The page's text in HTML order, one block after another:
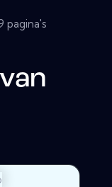
pagina's